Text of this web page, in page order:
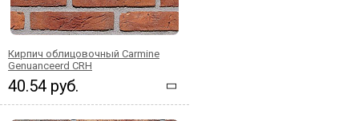
Кирпич облицовочный Carmine
Genuanceerd CRH
40.54 руб.